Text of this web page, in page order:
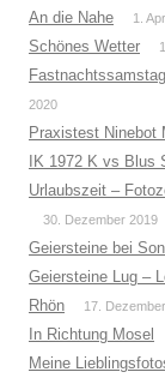
An die Nahe 1.
Schönes Wetter
2020
Praxistest
IK 1972 K vs Blus
Urlaubszeit –
30. Dezember 2019
Geiersteine bei
Geiersteine Lug –
Rhön 17.
In Richtung Mosel
Meine